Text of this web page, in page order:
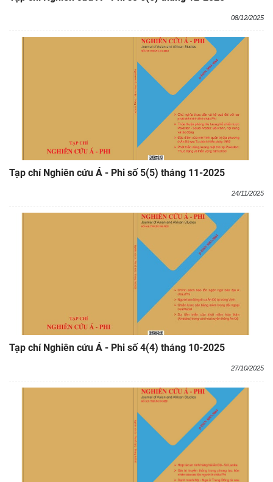
08/12/2025
Tạp chí Nghiên cứu Á - Phi số 5(5) tháng 11-2025
24/11/2025
Tạp chí Nghiên cứu Á - Phi số 4(4) tháng 10-2025
27/10/2025